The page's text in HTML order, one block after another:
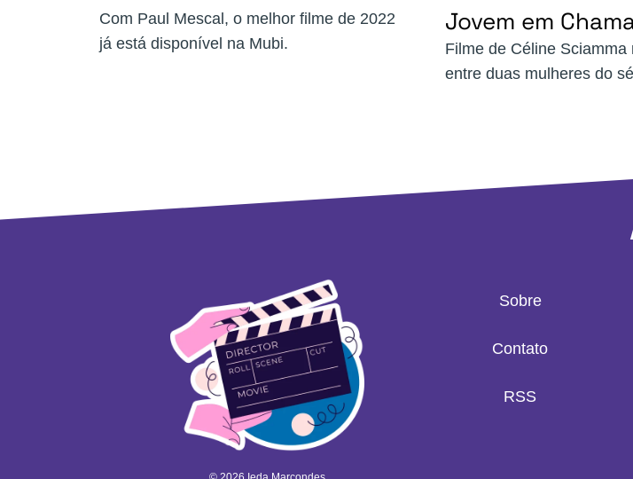
Com Paul Mescal, o melhor filme de 2022
já está disponível na Mubi.
Jovem em
Filme de Céline Sciamma
entre duas mulheres do
Sobre
Contato
RSS